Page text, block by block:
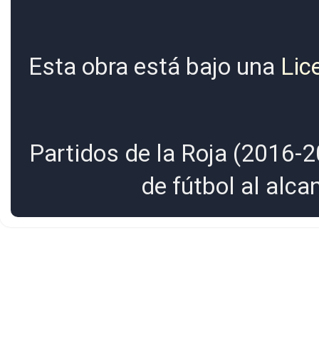
Esta obra está bajo una
Partidos de la Roja (2016-
de fútbol al